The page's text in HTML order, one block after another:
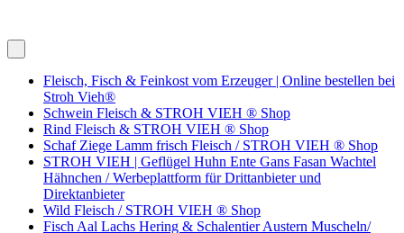
Fleisch, Fisch & Feinkost vom Erzeuger | Online bestellen bei
Stroh Vieh®
Schwein Fleisch & STROH VIEH ® Shop
Rind Fleisch & STROH VIEH ® Shop
Schaf Ziege Lamm frisch Fleisch / STROH VIEH ® Shop
STROH VIEH | Geflügel Huhn Ente Gans Fasan Wachtel
Hähnchen / Werbeplattform für Drittanbieter und
Direktanbieter
Wild Fleisch / STROH VIEH ® Shop
Fisch Aal Lachs Hering & Schalentier Austern Muscheln/